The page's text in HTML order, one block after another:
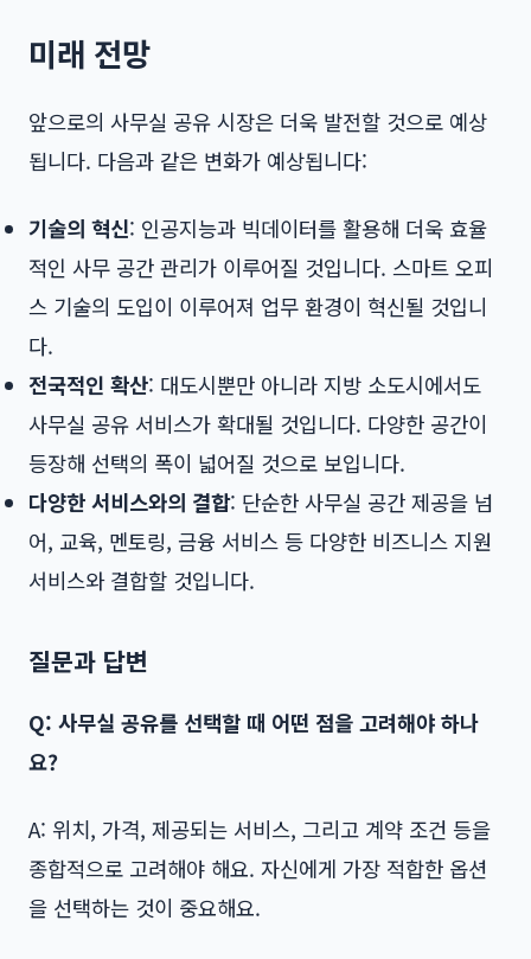
미래 전망
앞으로의 사무실 공유 시장은 더욱 발전할 것으로 예상
됩니다. 다음과 같은 변화가 예상됩니다:
기술의 혁신: 인공지능과 빅데이터를 활용해 더욱 효율
적인 사무 공간 관리가 이루어질 것입니다. 스마트 오피
스 기술의 도입이 이루어져 업무 환경이 혁신될 것입니
다.
전국적인 확산: 대도시뿐만 아니라 지방 소도시에서도
사무실 공유 서비스가 확대될 것입니다. 다양한 공간이
등장해 선택의 폭이 넓어질 것으로 보입니다.
다양한 서비스와의 결합: 단순한 사무실 공간 제공을 넘
어, 교육, 멘토링, 금융 서비스 등 다양한 비즈니스 지원
서비스와 결합할 것입니다.
질문과 답변
Q: 사무실 공유를 선택할 때 어떤 점을 고려해야 하나
요?
A: 위치, 가격, 제공되는 서비스, 그리고 계약 조건 등을
종합적으로 고려해야 해요. 자신에게 가장 적합한 옵션
을 선택하는 것이 중요해요.